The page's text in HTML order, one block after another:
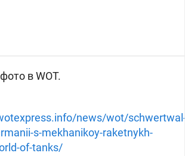
в WOT.
news/wot/
s-mekhanikoy-raketnykh-
of-tanks/